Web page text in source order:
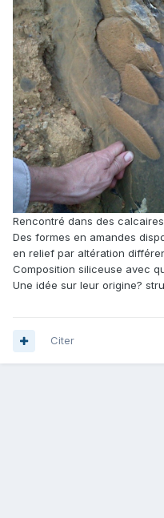
Rencontré dans des
Des formes en amandes
en relief par altération
Composition siliceuse avec
Une idée sur leur origine?
Citer